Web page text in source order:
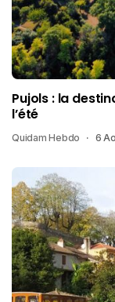
Pujols : la
l’été
Quidam Hebdo 6